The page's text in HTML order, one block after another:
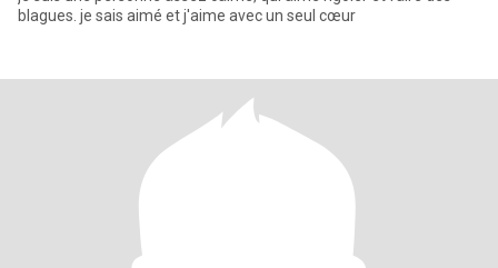
blagues. je sais aimé et j'aime avec un seul cœur